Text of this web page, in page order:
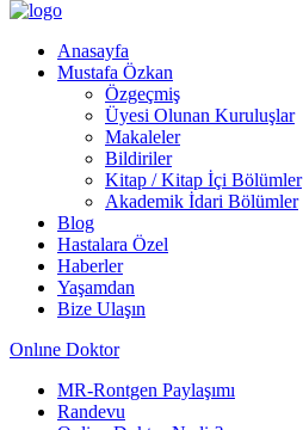
Anasayfa
Mustafa Özkan
Özgeçmiş
Üyesi Olunan Kuruluşlar
Makaleler
Bildiriler
Kitap / Kitap İçi Bölümler
Akademik İdari Bölümler
Blog
Hastalara Özel
Haberler
Yaşamdan
Bize Ulaşın
Onlıne Doktor
MR-Rontgen Paylaşımı
Randevu